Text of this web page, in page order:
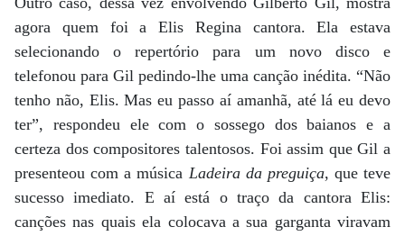
agora quem foi a Elis Regina cantora. Ela estava
selecionando o repertório para um novo disco e
telefonou para Gil pedindo-lhe uma canção inédita. “Não
tenho não, Elis. Mas eu passo aí amanhã, até lá eu devo
ter”, respondeu ele com o sossego dos baianos e a
certeza dos compositores talentosos. Foi assim que Gil a
presenteou com a música Ladeira da preguiça, que teve
sucesso imediato. E aí está o traço da cantora Elis:
canções nas quais ela colocava a sua garganta viravam